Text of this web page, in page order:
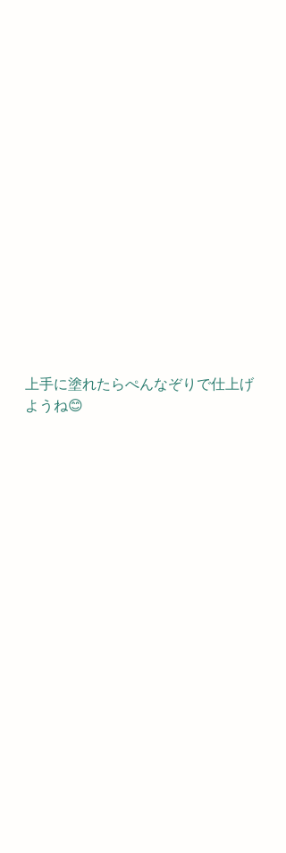
上手に塗れたらぺんなぞりで仕上げ
ようね😊